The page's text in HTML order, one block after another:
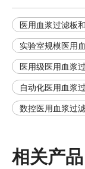
医用血浆过滤板
实验室规模医用
医用级医用血浆
自动化医用血浆
数控医用血浆过
相关产品